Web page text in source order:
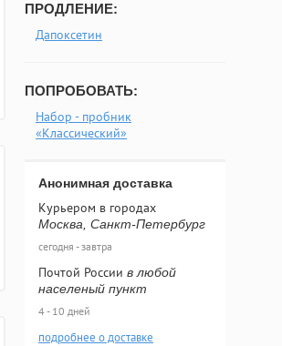
ПРОДЛЕНИЕ:
Дапоксетин
ПОПРОБОВАТЬ:
Набор - пробник
«Классический»
Анонимная доставка
Курьером в городах
Москва, Санкт-Петербург
сегодня - завтра
Почтой России в любой
населеный пункт
4 - 10 дней
подробнее о доставке